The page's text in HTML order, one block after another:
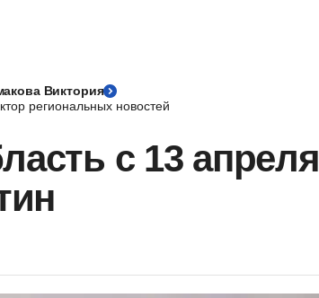
Виктория
региональных новостей
с 13 апреля